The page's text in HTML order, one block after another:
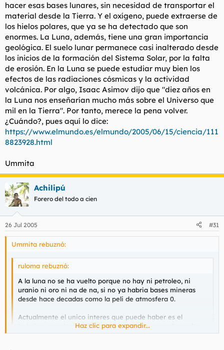
hacer esas bases lunares, sin necesidad de transportar el
material desde la Tierra. Y el oxígeno, puede extraerse de
los hielos polares, que ya se ha detectado que son
enormes. La Luna, además, tiene una gran importancia
geológica. El suelo lunar permanece casi inalterado desde
los inicios de la formación del Sistema Solar, por la falta
de erosión. En la Luna se puede estudiar muy bien los
efectos de las radiaciones cósmicas y la actividad
volcánica. Por algo, Isaac Asimov dijo que "diez años en
la Luna nos enseñarían mucho más sobre el Universo que
mil en la Tierra". Por tanto, merece la pena volver.
¿Cuándo?, pues aquí lo dice:
https://www.elmundo.es/elmundo/2005/06/15/ciencia/111
8823928.html
Ummita
Achilipú
Forero del todo a cien
26 Jul 2005 #31
Ummita rebuznó:
ruloma rebuznó:
A la luna no se ha vuelto porque no hay ni petroleo, ni
uranio ni oro ni na de na, si no ya habria bases mineras
desde hace decadas como la peli de atmosfera 0.
Actualmente el unico interes que puede haber es el
turistico, se sabe de muchos dispuestos a pagar burradas
en un hotel lunar y cosas similares, pero por el afan
Haz clic para expandir...